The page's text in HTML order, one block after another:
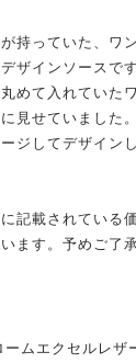
持っていた、ワ
ザインソースで
めて入れていた
見せていました
ジしてデザイン
記載されている
ます。予めご了
ムエクセルレザ